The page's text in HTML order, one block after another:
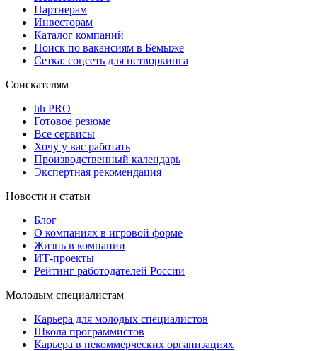
Партнерам
Инвесторам
Каталог компаний
Поиск по вакансиям в Бемыже
Сетка: соцсеть для нетворкинга
Соискателям
hh PRO
Готовое резюме
Все сервисы
Хочу у вас работать
Производственный календарь
Экспертная рекомендация
Новости и статьи
Блог
О компаниях в игровой форме
Жизнь в компании
ИТ-проекты
Рейтинг работодателей России
Молодым специалистам
Карьера для молодых специалистов
Школа программистов
Карьера в некоммерческих организациях